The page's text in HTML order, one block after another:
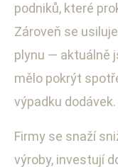
podniků, které
Zároveň se
plynu — aktuálně
mělo pokrýt
výpadku dodávek.
Firmy se snaží
výroby, investují